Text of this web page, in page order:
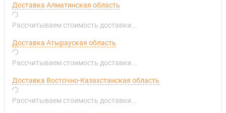
Доставка Алматинская область
Рассчитываем стоимость доставки...
Доставка Атырауская область
Рассчитываем стоимость доставки...
Доставка Восточно-Казахстанская область
Рассчитываем стоимость доставки...